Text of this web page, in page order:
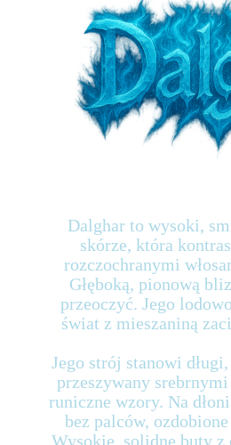
Dalghar to wysoki,
skórze, która
rozczochranymi
Głęboką, pionową
przeoczyć. Jego
świat z mieszaniną
Jego strój stanowi
przeszywany
runiczne wzory. Na
bez palców,
Wysokie, solidne buty z